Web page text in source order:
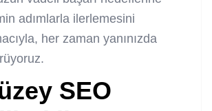
adımlarla ilerlemesini
her zaman yanınızda
SEO